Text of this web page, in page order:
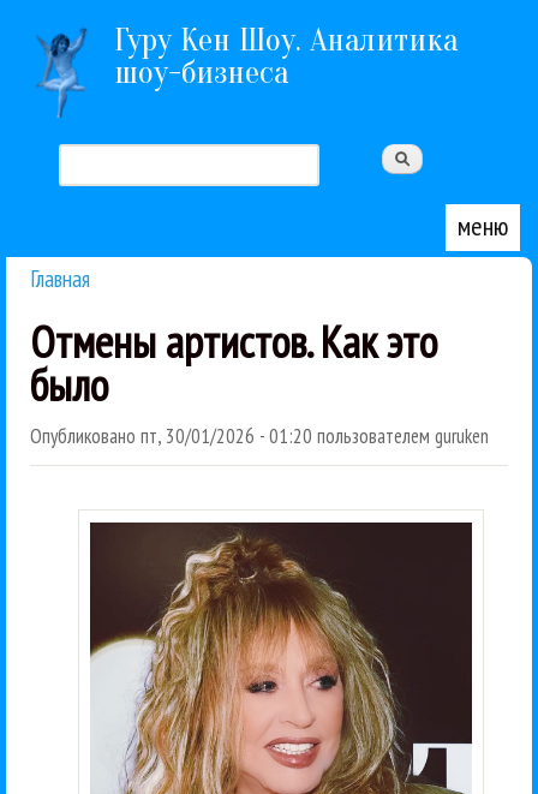
Перейти к основному содержанию
Гуру Кен Шоу. Аналитика
шоу-бизнеса
Форма поиска
меню
Главная
Отмены артистов. Как это
было
Опубликовано пт, 30/01/2026 - 01:20 пользователем guruken